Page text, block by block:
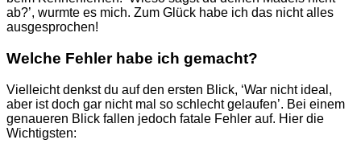
ab?’, wurmte es mich. Zum Glück habe ich das nicht alles
ausgesprochen!
Welche Fehler habe ich gemacht?
Vielleicht denkst du auf den ersten Blick, ‘War nicht ideal,
aber ist doch gar nicht mal so schlecht gelaufen’. Bei einem
genaueren Blick fallen jedoch fatale Fehler auf. Hier die
Wichtigsten: